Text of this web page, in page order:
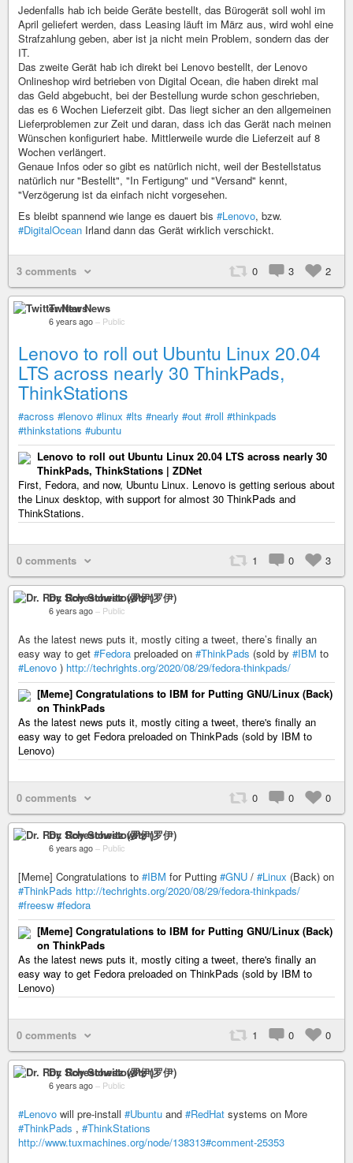
Jedenfalls hab ich beide Geräte bestellt, das Bürogerät soll wohl im
April geliefert werden, dass Leasing läuft im März aus, wird wohl eine
Strafzahlung geben, aber ist ja nicht mein Problem, sondern das der
IT.
Das zweite Gerät hab ich direkt bei Lenovo bestellt, der Lenovo
Onlineshop wird betrieben von Digital Ocean, die haben direkt mal
das Geld abgebucht, bei der Bestellung wurde schon geschrieben,
das es 6 Wochen Lieferzeit gibt. Das liegt sicher an den allgemeinen
Lieferproblemen zur Zeit und daran, dass ich das Gerät nach meinen
Wünschen konfiguriert habe. Mittlerweile wurde die Lieferzeit auf 8
Wochen verlängert.
Genaue Infos oder so gibt es natürlich nicht, weil der Bestellstatus
natürlich nur "Bestellt", "In Fertigung" und "Versand" kennt,
"Verzögerung ist da einfach nicht vorgesehen.
Es bleibt spannend wie lange es dauert bis #Lenovo, bzw.
#DigitalOcean Irland dann das Gerät wirklich verschickt.
3 comments 0 3 2
Twitter News
6 years ago – Public
Lenovo to roll out Ubuntu Linux 20.04
LTS across nearly 30 ThinkPads,
ThinkStations
#across #lenovo #linux #lts #nearly #out #roll #thinkpads
#thinkstations #ubuntu
Lenovo to roll out Ubuntu Linux 20.04 LTS across nearly 30
ThinkPads, ThinkStations | ZDNet
First, Fedora, and now, Ubuntu Linux. Lenovo is getting serious about
the Linux desktop, with support for almost 30 ThinkPads and
ThinkStations.
0 comments 1 0 3
Dr. Roy Schestowitz (罗伊)
6 years ago – Public
As the latest news puts it, mostly citing a tweet, there’s finally an
easy way to get #Fedora preloaded on #ThinkPads (sold by #IBM to
#Lenovo ) http://techrights.org/2020/08/29/fedora-thinkpads/
[Meme] Congratulations to IBM for Putting GNU/Linux (Back)
on ThinkPads
As the latest news puts it, mostly citing a tweet, there's finally an
easy way to get Fedora preloaded on ThinkPads (sold by IBM to
Lenovo)
0 comments 0 0 0
Dr. Roy Schestowitz (罗伊)
6 years ago – Public
[Meme] Congratulations to #IBM for Putting #GNU / #Linux (Back) on
#ThinkPads http://techrights.org/2020/08/29/fedora-thinkpads/
#freesw #fedora
[Meme] Congratulations to IBM for Putting GNU/Linux (Back)
on ThinkPads
As the latest news puts it, mostly citing a tweet, there's finally an
easy way to get Fedora preloaded on ThinkPads (sold by IBM to
Lenovo)
0 comments 1 0 0
Dr. Roy Schestowitz (罗伊)
6 years ago – Public
#Lenovo will pre-install #Ubuntu and #RedHat systems on More
#ThinkPads , #ThinkStations
http://www.tuxmachines.org/node/138313#comment-25353